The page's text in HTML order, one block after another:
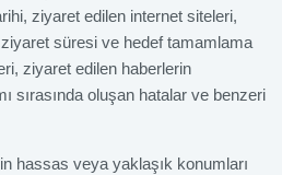
ziyaret edilen internet siteleri,
süresi ve hedef tamamlama
ziyaret edilen haberlerin
sırasında oluşan hatalar ve benzeri
hassas veya yaklaşık konumları